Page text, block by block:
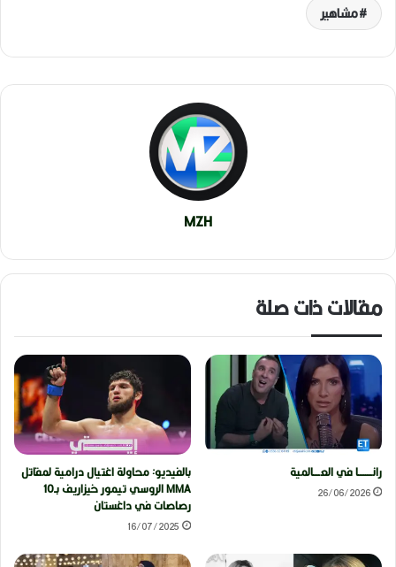
مشاهير
MZH
مقالات ذات صلة
رانــــــــا في العــــالمية
26/06/2026
بالفيديو: محاولة اغتيال درامية لمقاتل
MMA الروسي تيمور خيزاريف بـ10
رصاصات في داغستان
16/07/2025